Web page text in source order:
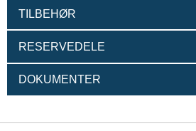
TILBEHØR
RESERVEDELE
DOKUMENTER